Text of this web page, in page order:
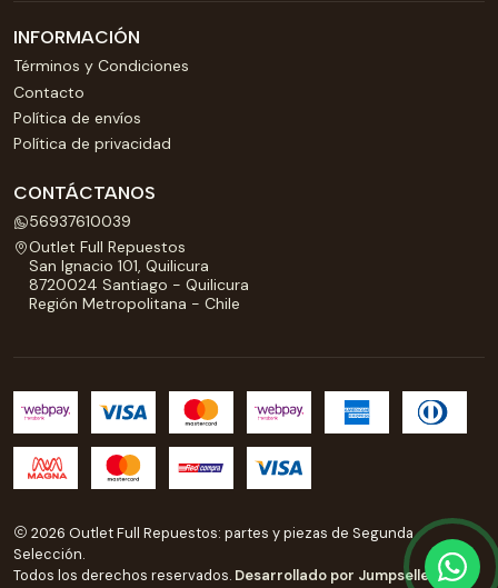
INFORMACIÓN
Términos y Condiciones
Contacto
Política de envíos
Política de privacidad
CONTÁCTANOS
56937610039
Outlet Full Repuestos
San Ignacio 101, Quilicura
8720024 Santiago - Quilicura
Región Metropolitana - Chile
2026 Outlet Full Repuestos: partes y piezas de Segunda
Selección.
Todos los derechos reservados. Desarrollado por Jumpseller